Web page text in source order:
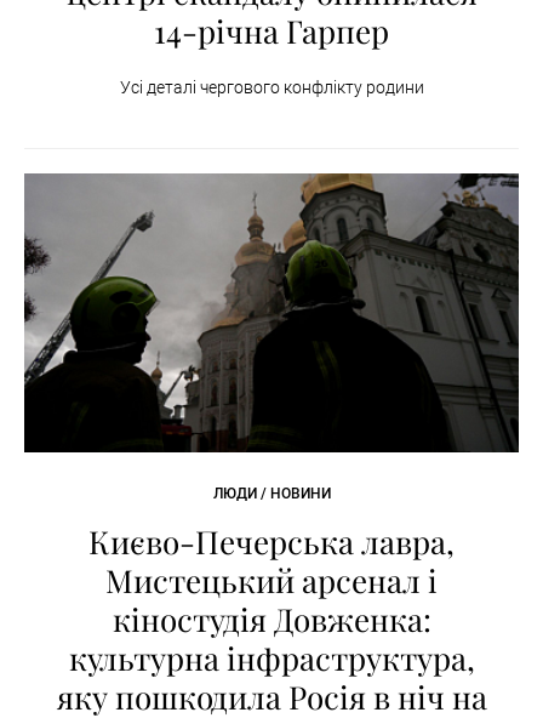
14-річна Гарпер
Усі деталі чергового конфлікту родини
ЛЮДИ / НОВИНИ
Києво-Печерська лавра,
Мистецький арсенал і
кіностудія Довженка:
культурна інфраструктура,
яку пошкодила Росія в ніч на